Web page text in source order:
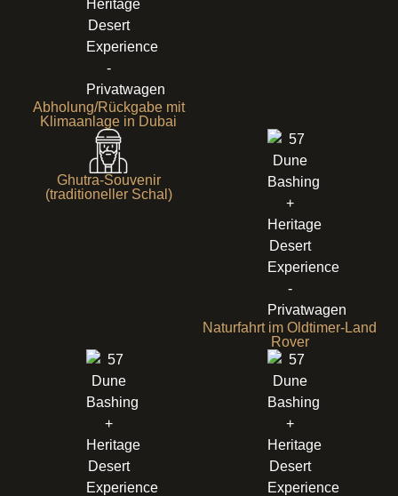
Abholung/Rückgabe mit
Klimaanlage in Dubai
Ghutra-Souvenir
(traditioneller Schal)
Naturfahrt im Oldtimer-Land
Rover